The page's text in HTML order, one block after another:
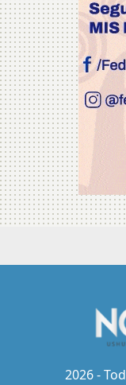
2026 -